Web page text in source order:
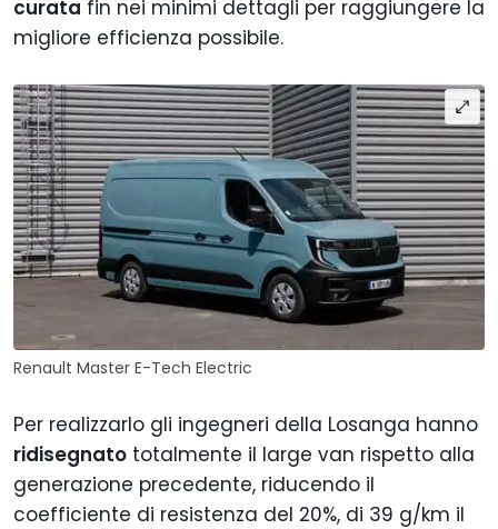
curata fin nei minimi dettagli per raggiungere la
migliore efficienza possibile.
Renault Master E-Tech Electric
Per realizzarlo gli ingegneri della Losanga hanno
ridisegnato totalmente il large van rispetto alla
generazione precedente, riducendo il
coefficiente di resistenza del 20%, di 39 g/km il